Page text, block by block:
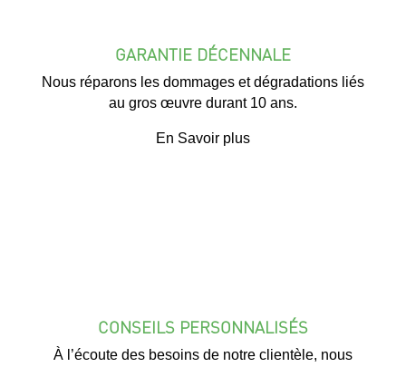
GARANTIE DÉCENNALE
Nous réparons les dommages et dégradations liés
au gros œuvre durant 10 ans.
En Savoir plus
CONSEILS PERSONNALISÉS
À l’écoute des besoins de notre clientèle, nous